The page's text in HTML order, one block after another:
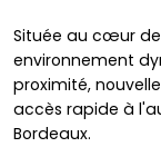
Située au cœur
environnement
proximité,
accès rapide à
Bordeaux.